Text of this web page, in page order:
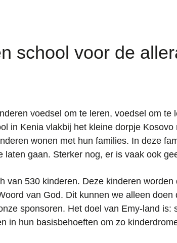
school voor de
voedsel om te leren, voedsel om te
in Kenia vlakbij het kleine dorpje Kosovo
wonen met hun families. In deze
laten gaan. Sterker nog, er is vaak ook
van 530 kinderen. Deze kinderen
van God. Dit kunnen we alleen doen
sponsoren. Het doel van Emy-land is:
in hun basisbehoeften om zo